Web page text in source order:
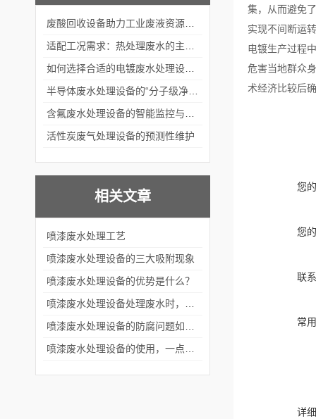
活性炭废气处理设备的预测性维护
相关文章
​喷漆废水处理工艺
喷漆废水处理设备的三大吸附现象
喷漆废水处理设备的优势是什么？
集，从而避免
实现不间断运
电镀生产过程
危害当地群众
术经济比较后
您
您
联
常
详